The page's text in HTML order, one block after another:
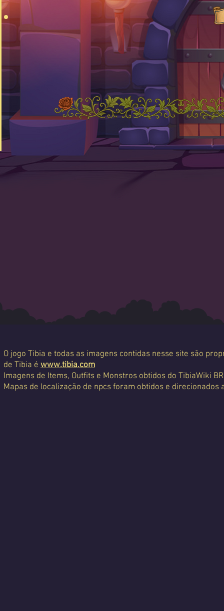
O jogo Tibia e todas as imagens contidas nesse site são
de Tibia é www.tibia.com
Imagens de Items, Outfits e Monstros obtidos do TibiaWiki
Mapas de localização de npcs foram obtidos e direcionados